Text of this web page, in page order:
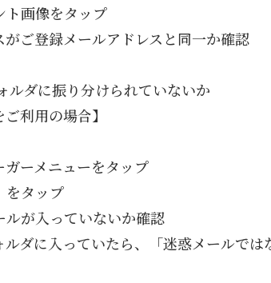
画像をタップ
ご登録メールアドレスと同一か確認
ダに振り分けられていないか
利用の場合】
ーメニューをタップ
タップ
が入っていないか確認
ダに入っていたら、「迷惑メールでは